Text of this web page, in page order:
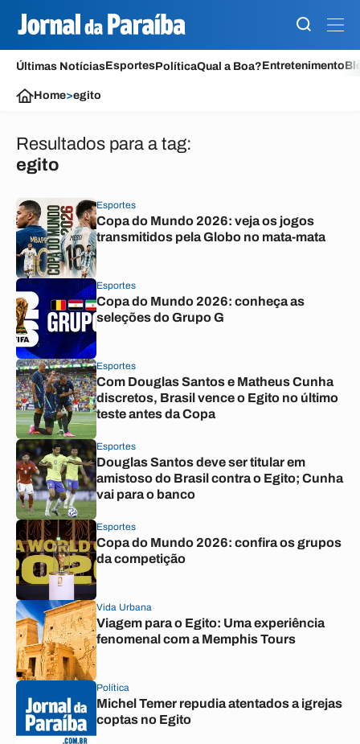
Últimas NotíciasEsportesPolíticaQual a Boa?Entretenimento
Home>egito
Resultados para a tag:
egito
Esportes
Copa do Mundo 2026: veja os jogos
transmitidos pela Globo no mata-mata
Esportes
Copa do Mundo 2026: conheça as
seleções do Grupo G
Esportes
Com Douglas Santos e Matheus Cunha
discretos, Brasil vence o Egito no último
teste antes da Copa
Esportes
Douglas Santos deve ser titular em
amistoso do Brasil contra o Egito; Cunha
vai para o banco
Esportes
Copa do Mundo 2026: confira os grupos
da competição
Vida Urbana
Viagem para o Egito: Uma experiência
fenomenal com a Memphis Tours
Política
Michel Temer repudia atentados a igrejas
coptas no Egito